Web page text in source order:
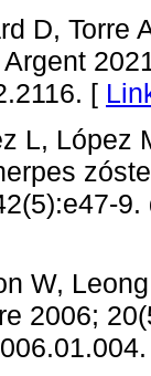
D, Torre
[
L, López
W,
2006;